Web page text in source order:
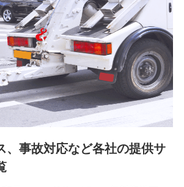
の個人情報
務等の管理、給与支給、福利厚生・採用
種手続きのため、当社と従業員または従
め
業務、営業情報の提供業務、契約締結手
業務、およびこれらに準ずる業務の遂行
対応するため
、事故対応など各社の提供サ